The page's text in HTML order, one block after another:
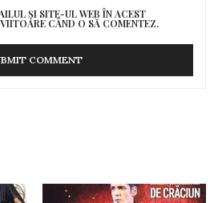
ȘI SITE-UL WEB ÎN ACEST
CÂND O SĂ COMENTEZ.